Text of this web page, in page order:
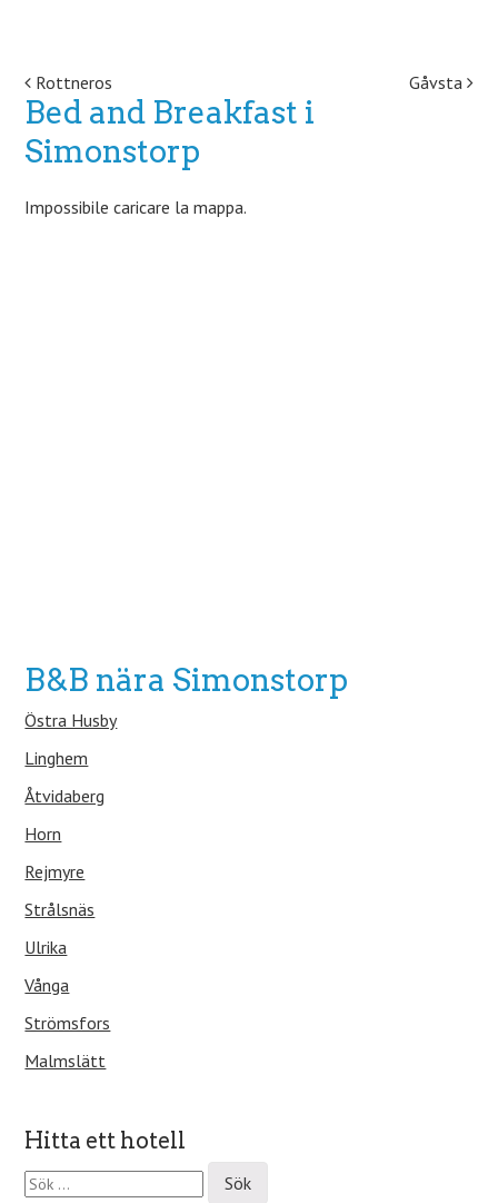
Post navigation
Rottneros Gåvsta
Bed and Breakfast i
Simonstorp
Impossibile caricare la mappa.
B&B nära Simonstorp
Östra Husby
Linghem
Åtvidaberg
Horn
Rejmyre
Strålsnäs
Ulrika
Vånga
Strömsfors
Malmslätt
Hitta ett hotell
S
ö